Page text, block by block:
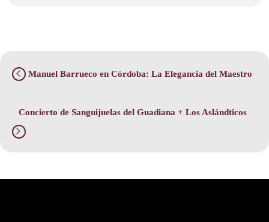
Manuel Barrueco en Córdoba: La Elegancia del Maestro
Concierto de Sanguijuelas del Guadiana + Los Aslándticos